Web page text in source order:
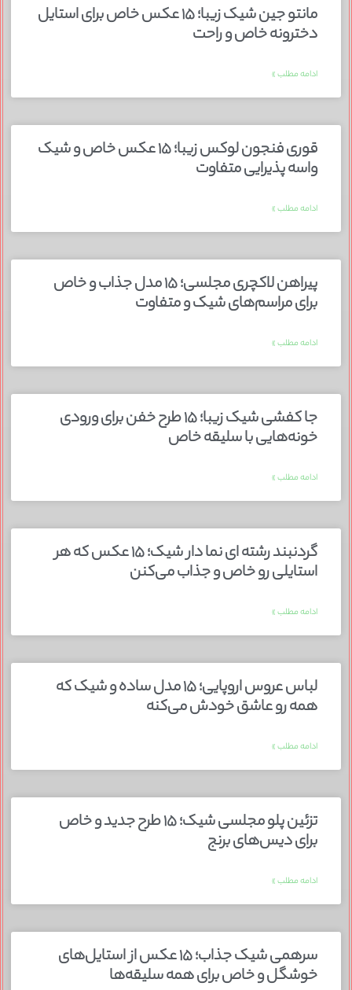
مانتو جین شیک زیبا؛ ۱۵ عکس خاص برای استایل
دخترونه خاص و راحت
ادامه مطلب »
قوری فنجون لوکس زیبا؛ ۱۵ عکس خاص و شیک
واسه پذیرایی متفاوت
ادامه مطلب »
پیراهن لاکچری مجلسی؛ ۱۵ مدل جذاب و خاص
برای مراسم‌های شیک و متفاوت
ادامه مطلب »
جا کفشی شیک زیبا؛ ۱۵ طرح خفن برای ورودی
خونه‌هایی با سلیقه خاص
ادامه مطلب »
گردنبند رشته ای نما دار شیک؛ ۱۵ عکس که هر
استایلی رو خاص و جذاب می‌کنن
ادامه مطلب »
لباس عروس اروپایی؛ ۱۵ مدل ساده و شیک که
همه رو عاشق خودش می‌کنه
ادامه مطلب »
تزئین پلو مجلسی شیک؛ ۱۵ طرح جدید و خاص
برای دیس‌های برنج
ادامه مطلب »
سرهمی شیک جذاب؛ ۱۵ عکس از استایل‌های
خوشگل و خاص برای همه سلیقه‌ها